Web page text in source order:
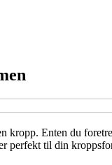
Enten du
perfekt til din